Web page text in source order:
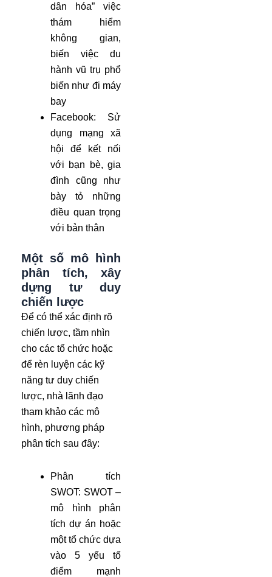
dân hóa” việc
thám hiểm
không gian,
biến việc du
hành vũ trụ phổ
biến như đi máy
bay
Facebook: Sử
dụng mạng xã
hội để kết nối
với bạn bè, gia
đình cũng như
bày tỏ những
điều quan trọng
với bản thân
Một số mô hình
phân tích, xây
dựng tư duy
chiến lược
Để có thể xác định rõ
chiến lược, tầm nhìn
cho các tổ chức hoặc
để rèn luyện các kỹ
năng tư duy chiến
lược, nhà lãnh đạo
tham khảo các mô
hình, phương pháp
phân tích sau đây:
Phân tích
SWOT: SWOT –
mô hình phân
tích dự án hoặc
một tổ chức dựa
vào 5 yếu tố
điểm mạnh